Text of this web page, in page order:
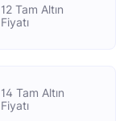
12 Tam Altın
Fiyatı
14 Tam Altın
Fiyatı